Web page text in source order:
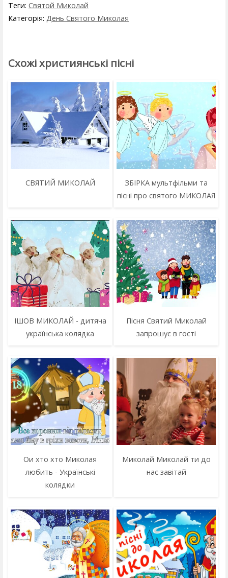
Теги: Святой Миколай
Категорія: День Святого Миколая
Схожі християнські пісні
СВЯТИЙ МИКОЛАЙ
ЗБІРКА мультфільми та
пісні про святого МИКОЛАЯ
ІШОВ МИКОЛАЙ - дитяча
українська колядка
Пісня Святий Миколай
запрошує в гості
Ои хто хто Миколая
любить - Українські
колядки
Миколай Миколай ти до
нас завітай